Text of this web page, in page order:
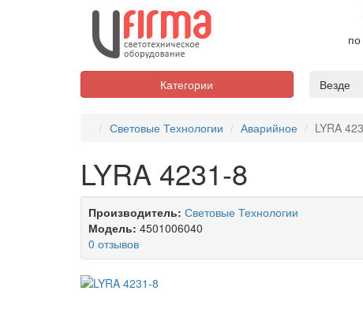
Везде
Категории
Световые Технологии Аварийное LYRA
LYRA 4231-8
Производитель: Световые Технологии
Модель: 4501006040
0 отзывов